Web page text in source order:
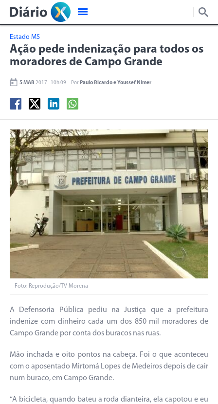
Estado MS
Ação pede indenização para todos os
moradores de Campo Grande
5 MAR 2017 - 10h:09 Por Paulo Ricardo e Youssef Nimer
Foto: Reprodução/TV Morena
A Defensoria Pública pediu na Justiça que a prefeitura
indenize com dinheiro cada um dos 850 mil moradores de
Campo Grande por conta dos buracos nas ruas.
Mão inchada e oito pontos na cabeça. Foi o que aconteceu
com o aposentado Mirtomá Lopes de Medeiros depois de cair
num buraco, em Campo Grande.
“A bicicleta, quando bateu a roda dianteira, ela capotou e eu